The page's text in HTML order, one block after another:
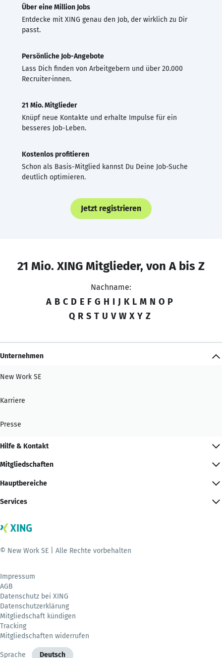
Über eine Million Jobs
Entdecke mit XING genau den Job, der wirklich zu Dir
passt.
Persönliche Job-Angebote
Lass Dich finden von Arbeitgebern und über 20.000
Recruiter·innen.
21 Mio. Mitglieder
Knüpf neue Kontakte und erhalte Impulse für ein
besseres Job-Leben.
Kostenlos profitieren
Schon als Basis-Mitglied kannst Du Deine Job-Suche
deutlich optimieren.
Jetzt registrieren
21 Mio. XING Mitglieder, von A bis Z
Nachname:
A B C D E F G H I J K L M N O P
Q R S T U V W X Y Z
Unternehmen
New Work SE
Karriere
Presse
Hilfe & Kontakt
Mitgliedschaften
Hauptbereiche
Services
© New Work SE | Alle Rechte vorbehalten
Impressum
AGB
Datenschutz bei XING
Datenschutzerklärung
Mitgliedschaft kündigen
Tracking
Mitgliedschaften widerrufen
Sprache Deutsch